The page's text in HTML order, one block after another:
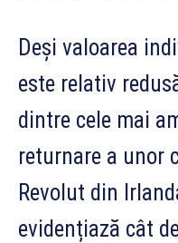
Deși valoarea
este relativ
dintre cele mai
returnare a unor
Revolut din
evidențiază cât